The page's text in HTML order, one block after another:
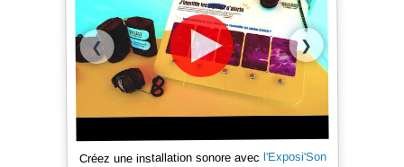
❮ ❯
Créez une installation sonore avec l'Exposi'Son